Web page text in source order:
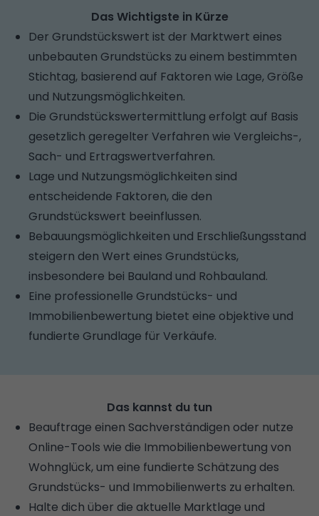
Das Wichtigste in Kürze
Der Grundstückswert ist der Marktwert eines
unbebauten Grundstücks zu einem bestimmten
Stichtag, basierend auf Faktoren wie Lage, Größe
und Nutzungsmöglichkeiten.
Die Grundstückswertermittlung erfolgt auf Basis
gesetzlich geregelter Verfahren wie Vergleichs-,
Sach- und Ertragswertverfahren.
Lage und Nutzungsmöglichkeiten sind
entscheidende Faktoren, die den
Grundstückswert beeinflussen.
Bebauungsmöglichkeiten und Erschließungsstand
steigern den Wert eines Grundstücks,
insbesondere bei Bauland und Rohbauland.
Eine professionelle Grundstücks- und
Immobilienbewertung bietet eine objektive und
fundierte Grundlage für Verkäufe.
Das kannst du tun
Beauftrage einen Sachverständigen oder nutze
Online-Tools wie die Immobilienbewertung von
Wohnglück, um eine fundierte Schätzung des
Grundstücks- und Immobilienwerts zu erhalten.
Halte dich über die aktuelle Marktlage und